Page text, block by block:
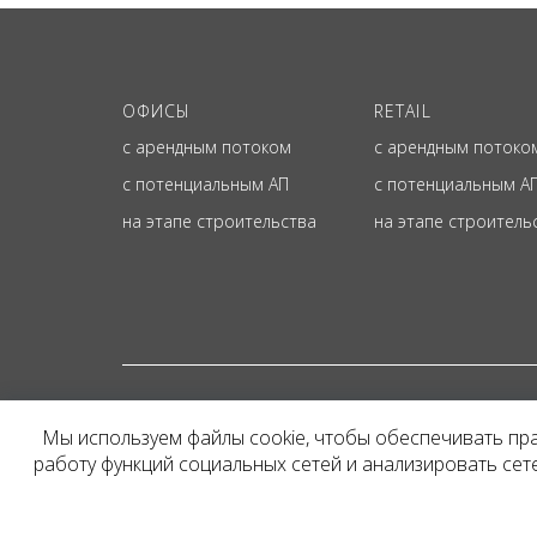
ОФИСЫ
с арендным потоком
с потенциальным АП
на этапе строительства
RETAIL
с арендным
с потенциальным
на этапе
Представленная на
и не является
Мы используем файлы cookie, чтобы обеспечивать
работу функций социальных сетей и анализировать